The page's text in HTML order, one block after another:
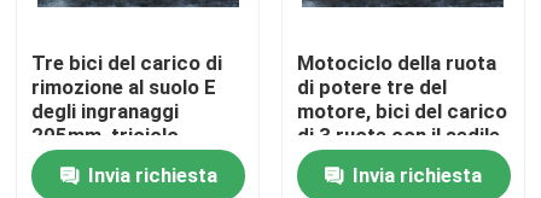
Casa
Tre bici del carico di
rimozione al suolo E
degli ingranaggi
205mm, triciclo
elettrico 48V 45AH del
caricoInvia richiesta
Motociclo della ruota
di potere tre del
motore, bici del carico
di 3 ruote con il sedile
del passeggero
Invia richiesta